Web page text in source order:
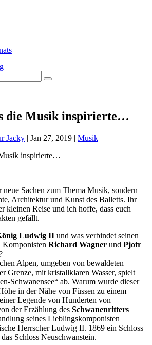
die Musik inspirierte…
Jacky | Jan 27, 2019 | Musik |
Sachen zum Thema Musik, sondern
Architektur und Kunst des Balletts. Ihr
kleinen Reise und ich hoffe, dass euch
gefällt.
Ludwig II und was verbindet seinen
Komponisten Richard Wagner und Pjotr
Alpen, umgeben von bewaldeten
Grenze, mit kristallklaren Wasser, spielt
Schwanensee“ ab. Warum wurde dieser
in der Nähe von Füssen zu einem
Legende von Hunderten von
der Erzählung des Schwanenritters
seines Lieblingskomponisten
Herrscher Ludwig II. 1869 ein Schloss
Schloss Neuschwanstein.